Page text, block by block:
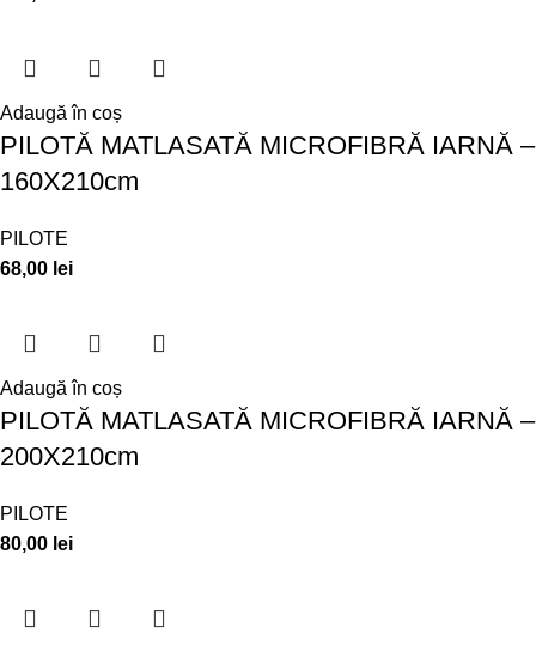
Adaugă în coș
PILOTĂ MATLASATĂ MICROFIBRĂ IARNĂ –
160X210cm
PILOTE
68,00 lei
Adaugă în coș
PILOTĂ MATLASATĂ MICROFIBRĂ IARNĂ –
200X210cm
PILOTE
80,00 lei